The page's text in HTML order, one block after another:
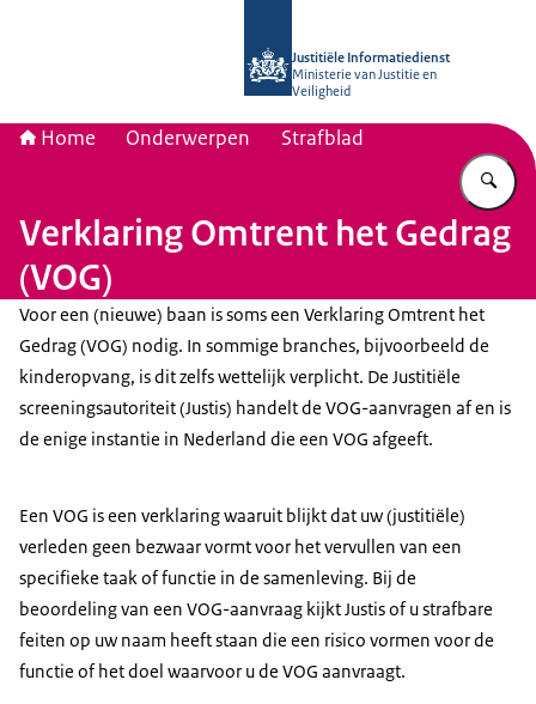
Justitiële Informatiedienst
Ministerie van Justitie en
Veiligheid
Home Onderwerpen Strafblad
Verklaring Omtrent het Gedrag
(VOG)
Voor een (nieuwe) baan is soms een Verklaring Omtrent het
Gedrag (VOG) nodig. In sommige branches, bijvoorbeeld de
kinderopvang, is dit zelfs wettelijk verplicht. De Justitiële
screeningsautoriteit (Justis) handelt de VOG-aanvragen af en is
de enige instantie in Nederland die een VOG afgeeft.
Een VOG is een verklaring waaruit blijkt dat uw (justitiële)
verleden geen bezwaar vormt voor het vervullen van een
specifieke taak of functie in de samenleving. Bij de
beoordeling van een VOG-aanvraag kijkt Justis of u strafbare
feiten op uw naam heeft staan die een risico vormen voor de
functie of het doel waarvoor u de VOG aanvraagt.